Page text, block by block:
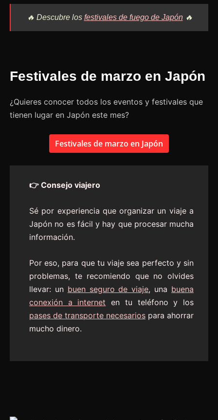
🔥 Descubre los festivales de fuego de Japón🔥
Festivales de marzo en Japón
¿Quieres conocer todos los eventos y festivales que
tienen lugar en Japón este mes?
Festivales de marzo en Japón
👉 Consejo viajero
Sé por experiencia que organizar un viaje a
Japón no es fácil y hay que procesar mucha
información.
Por eso, para que tu viaje sea perfecto y sin
problemas, te recomiendo que no olvides
llevar: un buen seguro de viaje, una buena
conexión a internet
en tu teléfono y los
pases de transporte necesarios para ahorrar
mucho dinero.